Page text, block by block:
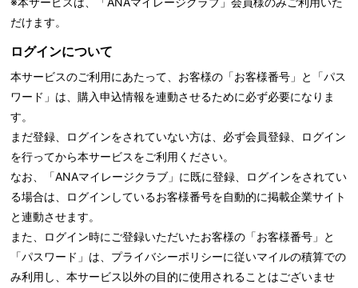
だけます。
ログインについて
本サービスのご利用にあたって、お客様の「お客様番号」と「パス
ワード」は、購入申込情報を連動させるために必ず必要になりま
す。
まだ登録、ログインをされていない方は、必ず会員登録、ログイン
を行ってから本サービスをご利用ください。
なお、「ANAマイレージクラブ」に既に登録、ログインをされてい
る場合は、ログインしているお客様番号を自動的に掲載企業サイト
と連動させます。
また、ログイン時にご登録いただいたお客様の「お客様番号」と
「パスワード」は、 プライバシーポリシーに従いマイルの積算での
み利用し、本サービス以外の目的に使用されることはございませ